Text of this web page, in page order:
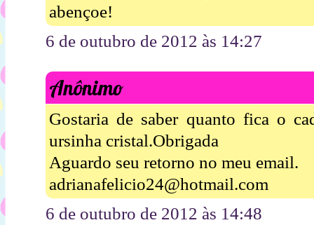
abençoe!
6 de outubro de 2012 às 14:27
Anônimo
Gostaria de saber quanto fica o
ursinha cristal.Obrigada
Aguardo seu retorno no meu email.
adrianafelicio24@hotmail.com
6 de outubro de 2012 às 14:48